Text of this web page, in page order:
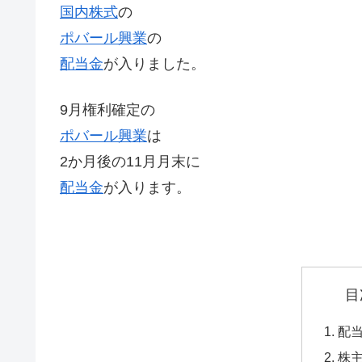
国内株式の
ポバール興業の
配当金が入りました。
9月権利確定の
ポバール興業は
2か月後の11月月末に
配当金が入ります。
配
株